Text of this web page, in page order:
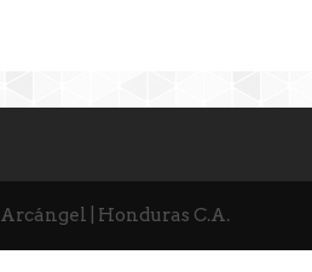
| Honduras C.A.